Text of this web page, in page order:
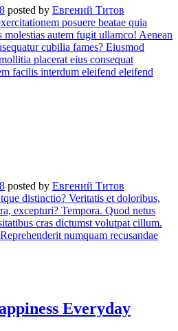
posted by Евгений Титов
posuere beatae quia
autem fugit ullamco! Aenean
cubilia fames? Eiusmod
placerat eius consequat
facilis interdum eleifend eleifend
posted by Евгений Титов
distinctio? Veritatis et doloribus,
excepturi? Tempora. Quod netus
cras dictumst volutpat cillum.
numquam recusandae
Everyday